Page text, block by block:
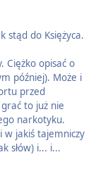
stąd do Księżyca.
Ciężko opisać o
później). Może i
przed
to już nie
narkotyku.
w jakiś tajemniczy
słów) i... i...